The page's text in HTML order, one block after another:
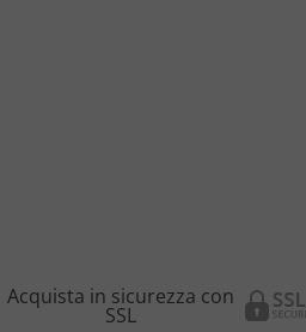
Acquista in sicurezza con
SSL